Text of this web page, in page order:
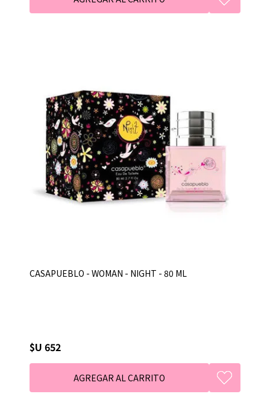
CASAPUEBLO - WOMAN - NIGHT - 80 ML
$U 652